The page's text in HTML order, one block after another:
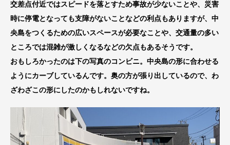
交差点付近ではスピードを落とすため事故が少ないことや、災害
時に停電となっても支障がないことなどの利点もありますが、中
央島をつくるための広いスペースが必要なことや、交通量の多い
ところでは混雑が激しくなるなどの欠点もあるそうです。
おもしろかったのは下の写真のコンビニ。中央島の形に合わせる
ようにカーブしているんです。奥の方が張り出しているので、わ
ざわざこの形にしたのかもしれないですね。